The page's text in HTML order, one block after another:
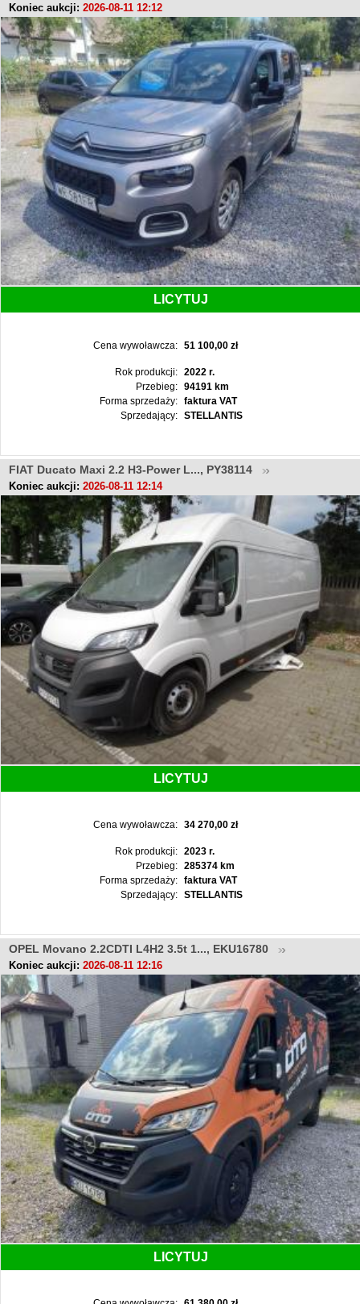
Koniec aukcji: 2026-08-11 12:12
LICYTUJ
Cena wywoławcza: 51 100,00 zł
Rok produkcji:
2022 r.
Przebieg:
94191 km
Forma sprzedaży:
faktura VAT
Sprzedający:
STELLANTIS
FIAT Ducato Maxi 2.2 H3-Power L..., PY38114
Koniec aukcji: 2026-08-11 12:14
LICYTUJ
Cena wywoławcza: 34 270,00 zł
Rok produkcji:
2023 r.
Przebieg:
285374 km
Forma sprzedaży:
faktura VAT
Sprzedający:
STELLANTIS
OPEL Movano 2.2CDTI L4H2 3.5t 1..., EKU16780
Koniec aukcji: 2026-08-11 12:16
LICYTUJ